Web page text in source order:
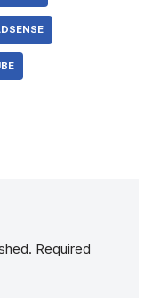
Required